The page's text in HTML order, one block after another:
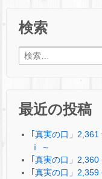
検索
検索:
最近の投稿
｢真実の口」
ⅰ ～
｢真実の口」
｢真実の口」